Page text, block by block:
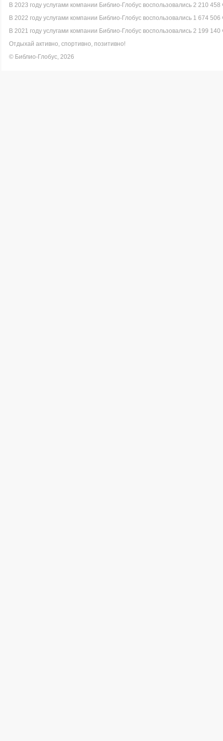
В 2023 году услугами компании Библио-Глобус воспользовались 2 210 458
В 2022 году услугами компании Библио-Глобус воспользовались 1 674 506
В 2021 году услугами компании Библио-Глобус воспользовались 2 199 140
Отдыхай активно, спортивно, позитивно!
© Библио-Глобус, 2026